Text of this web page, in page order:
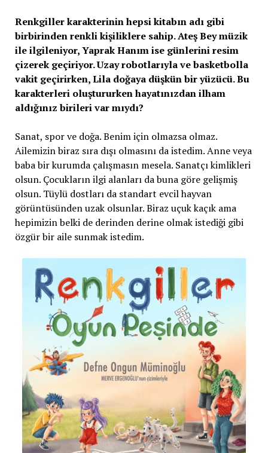
Renkgiller karakterinin hepsi kitabın adı gibi
birbirinden renkli kişiliklere sahip. Ateş Bey müzik
ile ilgileniyor, Yaprak Hanım ise günlerini resim
çizerek geçiriyor. Uzay robotlarıyla ve basketbolla
vakit geçirirken, Lila doğaya düşkün bir yüzücü. Bu
karakterleri oluştururken hayatınızdan ilham
aldığınız birileri var mıydı?
Sanat, spor ve doğa. Benim için olmazsa olmaz.
Ailemizin biraz sıra dışı olmasını da istedim. Anne veya
baba bir kurumda çalışmasın mesela. Sanatçı kimlikleri
olsun. Çocukların ilgi alanları da buna göre gelişmiş
olsun. Tüylü dostları da standart evcil hayvan
görüntüsünden uzak olsunlar. Biraz uçuk kaçık ama
hepimizin belki de derinden derine olmak istediği gibi
özgür bir aile sunmak istedim.